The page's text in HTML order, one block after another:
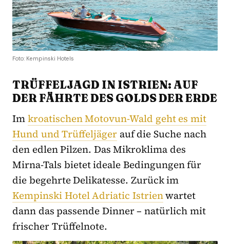
Foto: Kempinski Hotels
TRÜFFELJAGD IN ISTRIEN: AUF
DER FÄHRTE DES GOLDS DER ERDE
Imkroatischen Motovun-Wald geht es mit
Hund und Trüffeljäger auf die Suche nach
den edlen Pilzen. Das Mikroklima des
Mirna-Tals bietet ideale Bedingungen für
die begehrte Delikatesse. Zurück im
Kempinski Hotel Adriatic Istrienwartet
dann das passende Dinner – natürlich mit
frischer Trüffelnote.